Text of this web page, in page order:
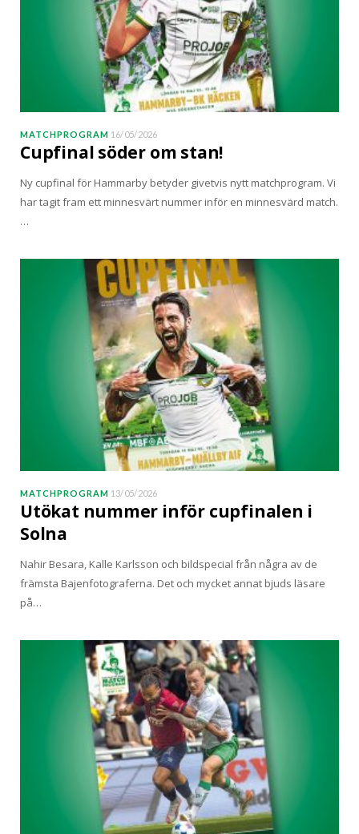
MATCHPROGRAM 16/05/2026
Cupfinal söder om stan!
Ny cupfinal för Hammarby betyder givetvis nytt matchprogram. Vi
har tagit fram ett minnesvärt nummer inför en minnesvärd match.
…
MATCHPROGRAM 13/05/2026
Utökat nummer inför cupfinalen i
Solna
Nahir Besara, Kalle Karlsson och bildspecial från några av de
främsta Bajenfotograferna. Det och mycket annat bjuds läsare
på…